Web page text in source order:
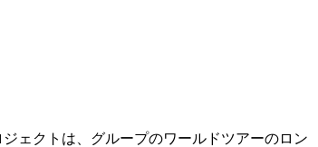
ェクトは、グループのワールドツアーのロン